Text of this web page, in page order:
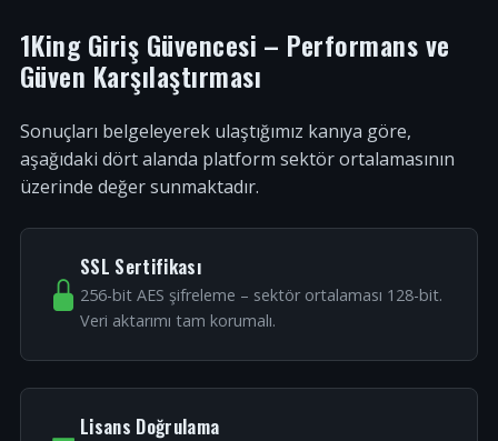
1King Giriş Güvencesi – Performans ve
Güven Karşılaştırması
Sonuçları belgeleyerek ulaştığımız kanıya göre,
aşağıdaki dört alanda platform sektör ortalamasının
üzerinde değer sunmaktadır.
SSL Sertifikası
256-bit AES şifreleme – sektör ortalaması 128-bit.
Veri aktarımı tam korumalı.
Lisans Doğrulama